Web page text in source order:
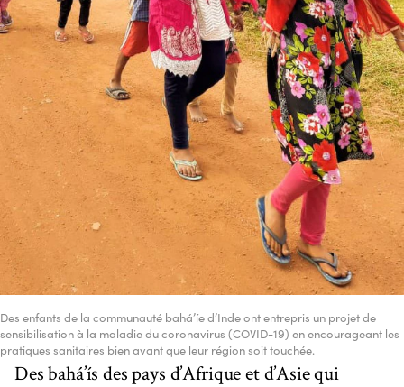
Des enfants de la communauté bahá’íe d’Inde ont entrepris un projet de
sensibilisation à la maladie du coronavirus (COVID-19) en encourageant les
pratiques sanitaires bien avant que leur région soit touchée.
Des bahá’ís des pays d’Afrique et d’Asie qui